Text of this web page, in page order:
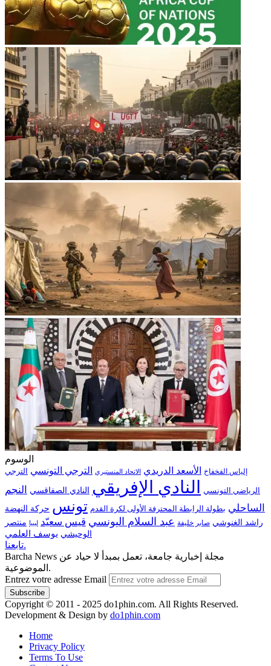
الوسوم
إلياس الفخفاخ الأسعد الدريدي الاتحاد المنستيري الترجي التونسي الترجي
الرياضي التونسي النادي الإفريقي النادي الصفاقسي
النجم
الساحلي بطولة الرابطة المحترفة الأولى لكرة القدم تونس حركة النهضة
راشد الغنوشي صابر خليفة عبد السلام اليونسي قيس سعيّد ليبيا
منتصر
الوحيشي يوسف العلمي
تابعنا.
Barcha News مجلة إخبارية جامعة، تعمل بمبدأ لا حياد عن
الموضوعية.
Entrez votre adresse Email
Copyright © 2011 - 2025 do1phin.com. All Rights Reserved.
Development & Design by do1phin.com
Home
Privacy Policy
Terms To Use